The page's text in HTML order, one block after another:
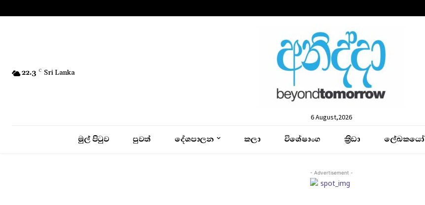
22.3 C Sri Lanka
6 August,2026
මුල් පිටුව පුවත් දේශපාලන කලා විශේෂාංග ක්‍රිඩා ලේඛකයෝ
- Advertisement -